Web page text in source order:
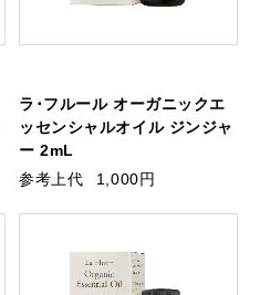
ラ･フルール オーガニックエ
ッセンシャルオイル ジンジャ
ー 2mL
参考上代
1,000円